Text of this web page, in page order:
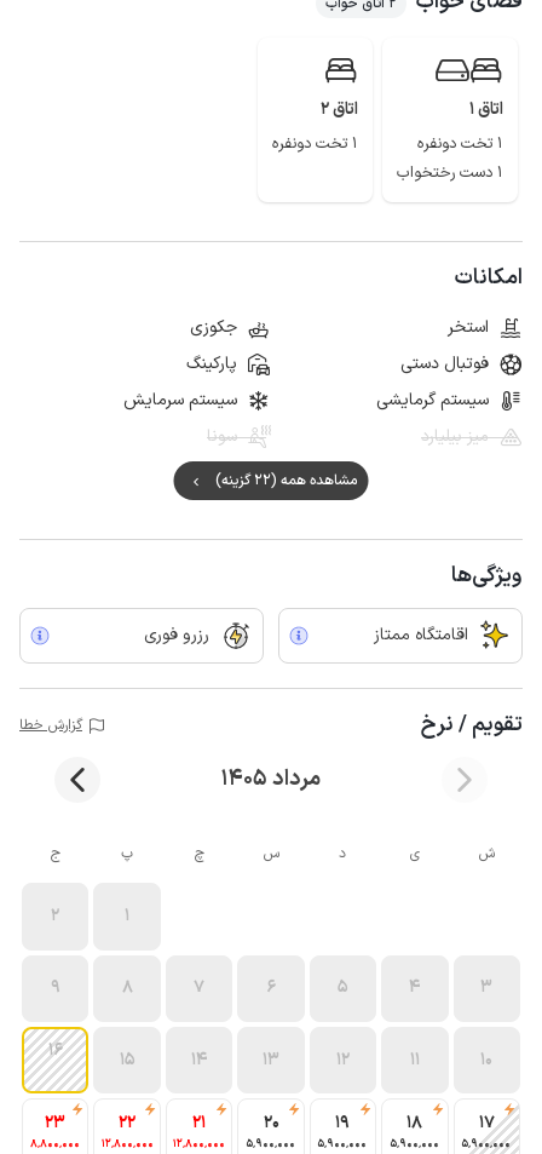
اتاق 1
1 تخت دونفره
1 دست رختخواب
اتاق 2
1 تخت دونفره
امکانات
استخر
جکوزی
فوتبال دستی
پارکینگ
سیستم گرمایشی
سیستم سرمایش
میز بیلیارد
سونا
مشاهده همه (22 گزینه)
ویژگی‌ها
اقامتگاه ممتاز رزرو فوری
تقویم / نرخ گزارش خطا
مرداد 1405
ش ی د س چ پ ج
1
2
3
4
5
6
7
8
9
10
11
12
13
14
15
16
17
5٬900٬000
18
5٬900٬000
19
5٬900٬000
20
5٬900٬000
21
12٬800٬000
22
12٬800٬000
23
8٬800٬000